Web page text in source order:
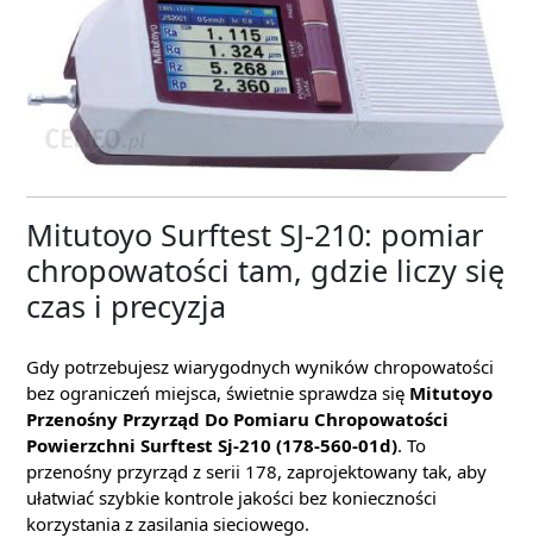
Mitutoyo Surftest SJ-210: pomiar
chropowatości tam, gdzie liczy się
czas i precyzja
Gdy potrzebujesz wiarygodnych wyników chropowatości
bez ograniczeń miejsca, świetnie sprawdza się Mitutoyo
Przenośny Przyrząd Do Pomiaru Chropowatości
Powierzchni Surftest Sj-210 (178-560-01d). To
przenośny przyrząd z serii 178, zaprojektowany tak, aby
ułatwiać szybkie kontrole jakości bez konieczności
korzystania z zasilania sieciowego.